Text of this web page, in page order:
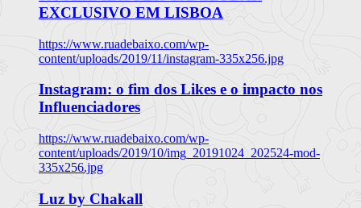
EXCLUSIVO EM LISBOA
https://www.ruadebaixo.com/wp-
content/uploads/2019/11/instagram-335x256.jpg
Instagram: o fim dos Likes e o impacto nos
Influenciadores
https://www.ruadebaixo.com/wp-
content/uploads/2019/10/img_20191024_202524-mod-
335x256.jpg
Luz by Chakall